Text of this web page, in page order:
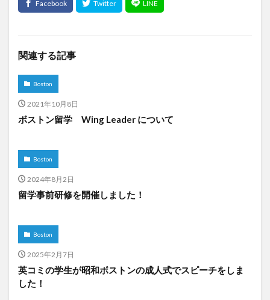
関連する記事
Boston
2021年10月8日
ボストン留学 Wing Leader について
Boston
2024年8月2日
留学事前研修を開催しました！
Boston
2025年2月7日
英コミの学生が昭和ボストンの成人式でスピーチをしま
した！